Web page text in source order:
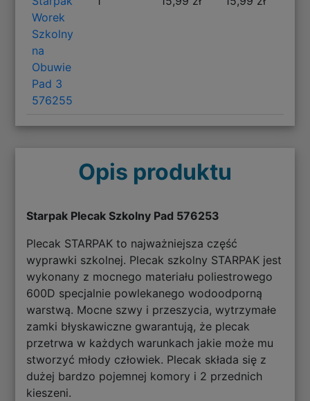
Worek
Szkolny
na
Obuwie
Pad 3
576255
Opis produktu
Starpak Plecak Szkolny Pad 576253
Plecak STARPAK to najważniejsza część
wyprawki szkolnej. Plecak szkolny STARPAK jest
wykonany z mocnego materiału poliestrowego
600D specjalnie powlekanego wodoodporną
warstwą. Mocne szwy i przeszycia, wytrzymałe
zamki błyskawiczne gwarantują, że plecak
przetrwa w każdych warunkach jakie może mu
stworzyć młody człowiek. Plecak składa się z
dużej bardzo pojemnej komory i 2 przednich
kieszeni.